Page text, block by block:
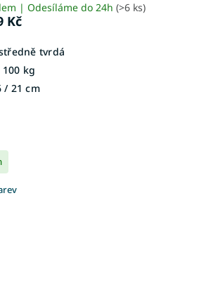
| Odesíláme do 24h (>6 ks)
Kč
tvrdá
100 kg
/ 21 cm